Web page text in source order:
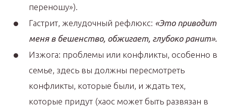
переношу»).
Гастрит, желудочный рефлюкс: «Это приводит
меня в бешенство, обжигает, глубоко ранит».
Изжога: проблемы или конфликты, особенно в
семье, здесь вы должны пересмотреть
конфликты, которые были, и ждать тех,
которые придут (хаос может быть развязан в